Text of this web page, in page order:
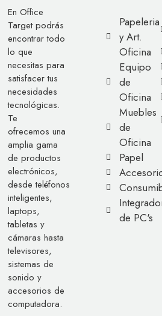
En Office
Target podrás
encontrar todo
lo que
necesitas para
satisfacer tus
necesidades
tecnológicas.
Te
ofrecemos una
amplia gama
de productos
electrónicos,
desde teléfonos
inteligentes,
laptops,
tabletas y
cámaras hasta
televisores,
sistemas de
sonido y
accesorios de
computadora.
Papeleria
y Art.
Oficina
Equipo
de
Oficina
Muebles
de
Oficina
Papel
de PC's